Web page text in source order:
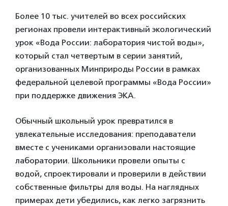
Более 10 тыс. учителей во всех российских
регионах провели интерактивный экологический
урок «Вода России: лаборатория чистой воды»,
который стал четвертым в серии занятий,
организованных Минприроды России в рамках
федеральной целевой программы «Вода России»
при поддержке движения ЭКА.
Обычный школьный урок превратился в
увлекательные исследования: преподаватели
вместе с учениками организовали настоящие
лаборатории. Школьники провели опыты с
водой, спроектировали и проверили в действии
собственные фильтры для воды. На наглядных
примерах дети убедились, как легко загрязнить